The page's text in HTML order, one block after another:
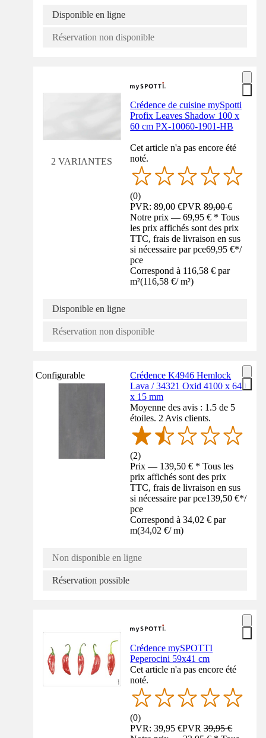
Disponible en ligne
Réservation non disponible
2 VARIANTES
Crédence de cuisine mySpotti
Profix Leaves Shadow 100 x
60 cm PX-10060-1901-HB
Cet article n'a pas encore été
noté.
(0)
PVR: 89,00 €PVR89,00 €
Notre prix — 69,95 € * Tous
les prix affichés sont des prix
TTC, frais de livraison en sus
si nécessaire par pce69,95 €*/
pce
Correspond à 116,58 € par
m²(116,58 €/ m²)
Disponible en ligne
Réservation non disponible
Configurable
Crédence K4946 Hemlock
Lava / 34321 Oxid 4100 x 640
x 15 mm
Moyenne des avis : 1.5 de 5
étoiles. 2 Avis clients.
(2)
Prix — 139,50 € * Tous les
prix affichés sont des prix
TTC, frais de livraison en sus
si nécessaire par pce139,50 €*/
pce
Correspond à 34,02 € par
m(34,02 €/ m)
Non disponible en ligne
Réservation possible
Crédence mySPOTTI
Peperocini 59x41 cm
Cet article n'a pas encore été
noté.
(0)
PVR: 39,95 €PVR39,95 €